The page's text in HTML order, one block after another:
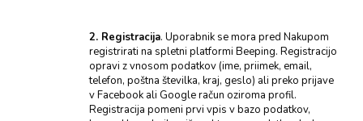
2. Registracija. Uporabnik se mora pred Nakupom
registrirati na spletni platformi Beeping. Registracijo
opravi z vnosom podatkov (ime, priimek, email,
telefon, poštna številka, kraj, geslo) ali preko prijave
v Facebook ali Google račun oziroma profil.
Registracija pomeni prvi vpis v bazo podatkov,